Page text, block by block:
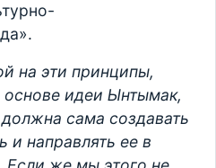
на эти принципы,
идеи Ынтымак,
сама создавать
и направлять ее в